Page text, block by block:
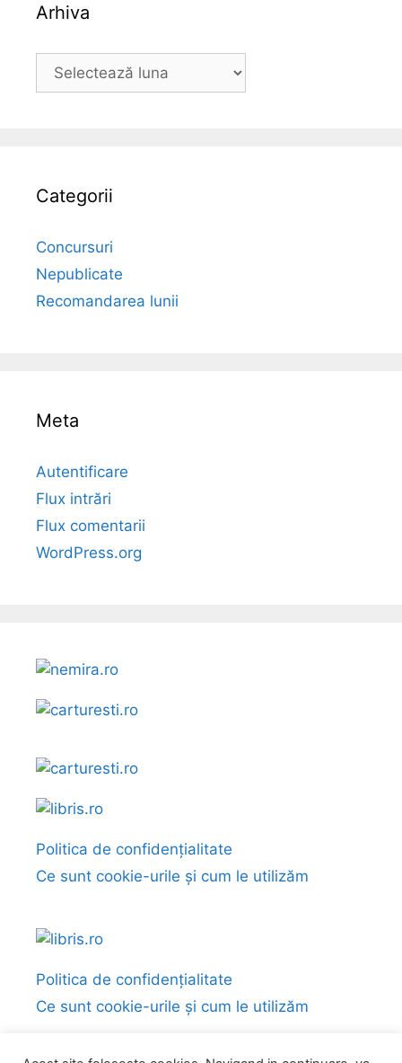
Arhiva
Arhiva
Categorii
Concursuri
Nepublicate
Recomandarea lunii
Meta
Autentificare
Flux intrări
Flux comentarii
WordPress.org
Politica de confidențialitate
Ce sunt cookie-urile și cum le utilizăm
Politica de confidențialitate
Ce sunt cookie-urile și cum le utilizăm